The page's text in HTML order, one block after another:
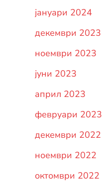
јануари 2024
декември 2023
ноември 2023
јуни 2023
април 2023
февруари 2023
декември 2022
ноември 2022
октомври 2022